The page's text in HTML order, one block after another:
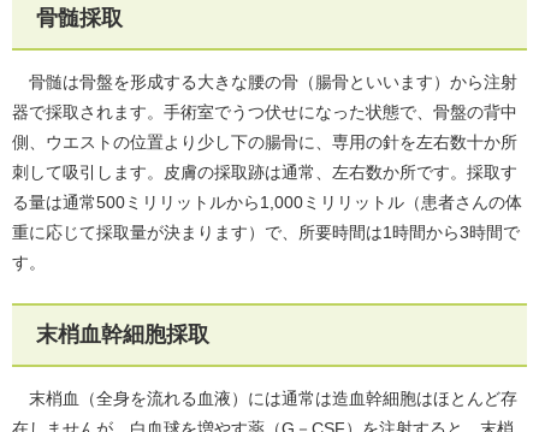
骨髄採取
骨髄は骨盤を形成する大きな腰の骨（腸骨といいます）から注射
器で採取されます。手術室でうつ伏せになった状態で、骨盤の背中
側、ウエストの位置より少し下の腸骨に、専用の針を左右数十か所
刺して吸引します。皮膚の採取跡は通常、左右数か所です。採取す
る量は通常500ミリリットルから1,000ミリリットル（患者さんの体
重に応じて採取量が決まります）で、所要時間は1時間から3時間で
す。
末梢血幹細胞採取
末梢血（全身を流れる血液）には通常は造血幹細胞はほとんど存
在しませんが、白血球を増やす薬（G－CSF）を注射すると、末梢